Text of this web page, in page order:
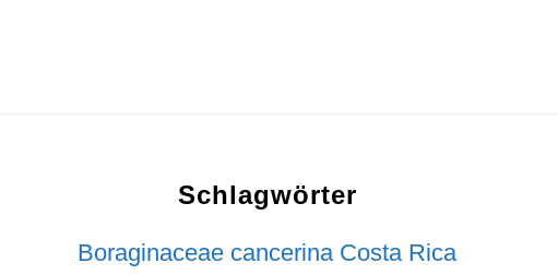
Schlagwörter
Boraginaceae cancerina Costa Rica